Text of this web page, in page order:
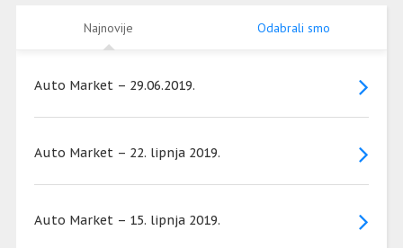
Najnovije Odabrali smo
Auto Market – 29.06.2019.
Auto Market – 22. lipnja 2019.
Auto Market – 15. lipnja 2019.